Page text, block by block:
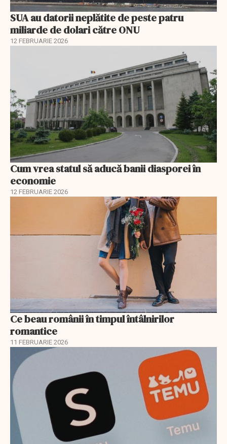
SUA au datorii neplătite de peste patru
miliarde de dolari către ONU
12 FEBRUARIE 2026
Cum vrea statul să aducă banii diasporei în
economie
12 FEBRUARIE 2026
Ce beau românii în timpul întâlnirilor
romantice
11 FEBRUARIE 2026